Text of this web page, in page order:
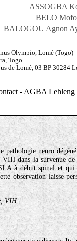
ASSOGBA
BELO
BALOGOU Agnon
Olympio, Lomé (Togo)
Togo
de Lomé, 03 BP 30284
- AGBA
pathologie neuro
dans la survenue
à début spinal et
observation laisse
VIH.